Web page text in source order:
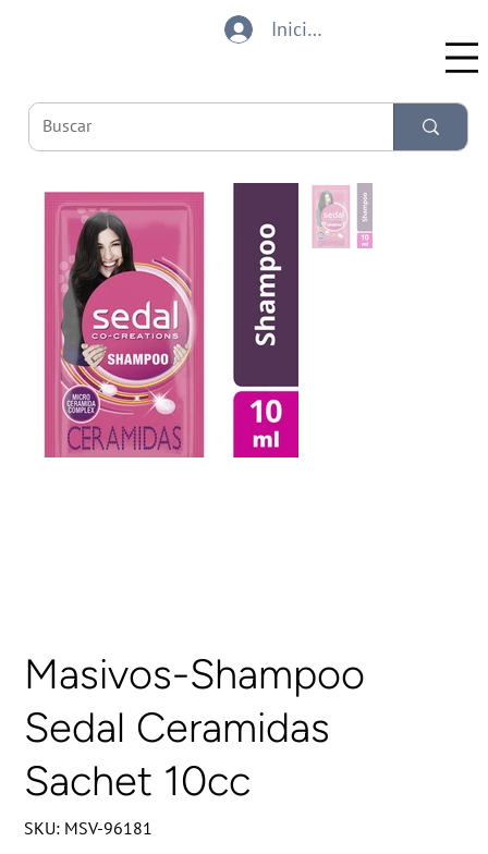
Iniciar sesión
Masivos-Shampoo
Sedal Ceramidas
Sachet 10cc
SKU: SKU
MSV-
MSV-96181